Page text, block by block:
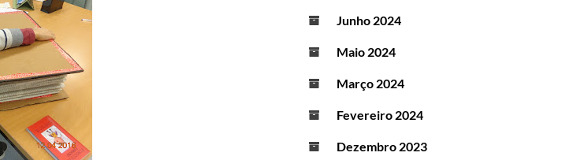
Junho 2024
Maio 2024
Março 2024
Fevereiro 2024
Dezembro 2023